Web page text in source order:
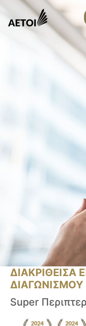
ΔΙΑΚΡΙΘΕΙΣΑ
ΔΙΑΓΩΝΙΣΜΟΥ
Super